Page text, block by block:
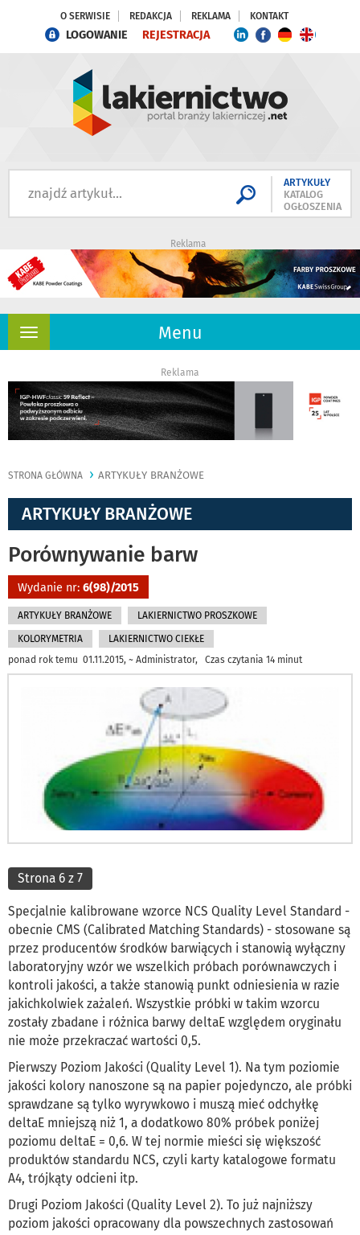
O SERWISIE REDAKCJA REKLAMA KONTAKT
LOGOWANIE REJESTRACJA
ARTYKUŁY
KATALOG
OGŁOSZENIA
Reklama
Menu
Rozwiń
Reklama
STRONA GŁÓWNA ARTYKUŁY BRANŻOWE
ARTYKUŁY BRANŻOWE
Porównywanie barw
Wydanie nr: 6(98)/2015
ARTYKUŁY BRANŻOWE LAKIERNICTWO PROSZKOWE
KOLORYMETRIA
LAKIERNICTWO CIEKŁE
ponad rok temu 01.11.2015, ~ Administrator, Czas czytania 14 minut
Strona 6 z 7
Specjalnie kalibrowane wzorce NCS Quality Level Standard -
obecnie CMS (Calibrated Matching Standards) - stosowane są
przez producentów środków barwiących i stanowią wyłączny
laboratoryjny wzór we wszelkich próbach porównawczych i
kontroli jakości, a także stanowią punkt odniesienia w razie
jakichkolwiek zażaleń. Wszystkie próbki w takim wzorcu
zostały zbadane i różnica barwy deltaE względem oryginału
nie może przekraczać wartości 0,5.
Pierwszy Poziom Jakości (Quality Level 1). Na tym poziomie
jakości kolory nanoszone są na papier pojedynczo, ale próbki
sprawdzane są tylko wyrywkowo i muszą mieć odchyłkę
deltaE mniejszą niż 1, a dodatkowo 80% próbek poniżej
poziomu deltaE = 0,6. W tej normie mieści się większość
produktów standardu NCS, czyli karty katalogowe formatu
A4, trójkąty odcieni itp.
Drugi Poziom Jakości (Quality Level 2). To już najniższy
poziom jakości opracowany dla powszechnych zastosowań